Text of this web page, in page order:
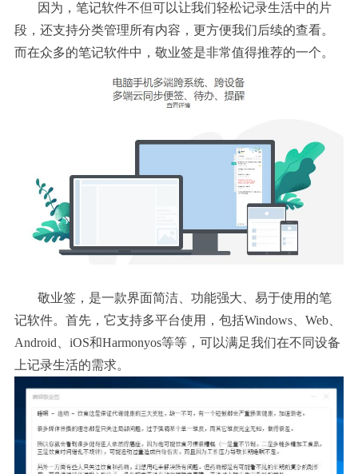
因为，笔记软件不但可以让我们轻松记录生活中的片
段，还支持分类管理所有内容，更方便我们后续的查看。
而在众多的笔记软件中，敬业签是非常值得推荐的一个。
敬业签，是一款界面简洁、功能强大、易于使用的笔
记软件。首先， 它支持多平台使用，包括Windows、Web、
Android、iOS和Harmonyos等等，可以满足我们在不同设备
上记录生活的需求。